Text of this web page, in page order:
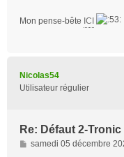
Mon pense-bête ICI
Nicolas54
Utilisateur régulier
Re: Défaut 2-
M
samedi 05 décembre